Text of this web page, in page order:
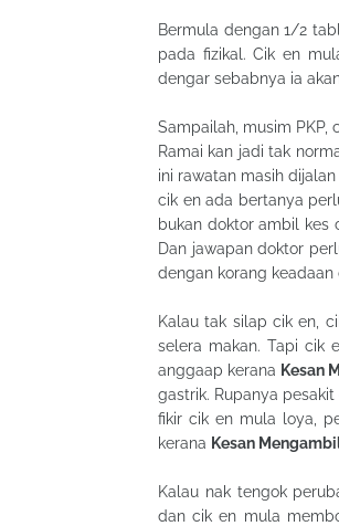
Bermula dengan 1/2
pada fizikal. Cik en
dengar sebabnya ia
Sampailah, musim
Ramai kan jadi tak
ini rawatan masih
cik en ada bertanya
bukan doktor ambil kes
Dan jawapan doktor
dengan korang keadaan
Kalau tak silap cik en,
selera makan. Tapi cik
anggaap kerana Kesan
gastrik. Rupanya
fikir cik en mula loya,
kerana Kesan
Kalau nak tengok
dan cik en mula